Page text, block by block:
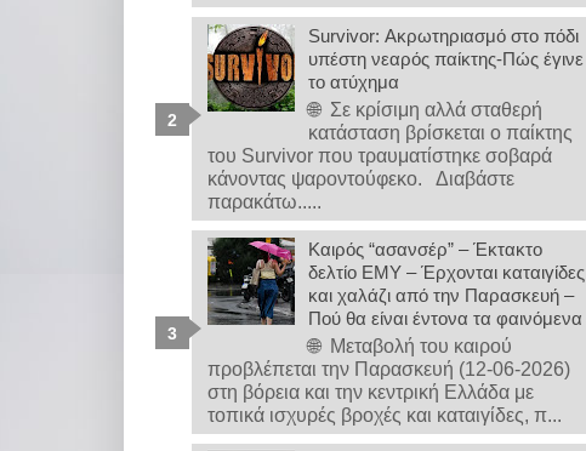
Survivor: Ακρωτηριασμό στο πόδι
υπέστη νεαρός παίκτης-Πώς έγινε
το ατύχημα
🌐 Σε κρίσιμη αλλά σταθερή
κατάσταση βρίσκεται ο παίκτης
του Survivor που τραυματίστηκε σοβαρά
κάνοντας ψαροντούφεκο. Διαβάστε
παρακάτω.....
Καιρός “ασανσέρ” – Έκτακτο
δελτίο ΕΜΥ – Έρχονται καταιγίδες
και χαλάζι από την Παρασκευή –
Πού θα είναι έντονα τα φαινόμενα
🌐 Μεταβολή του καιρού
προβλέπεται την Παρασκευή (12-06-2026)
στη βόρεια και την κεντρική Ελλάδα με
τοπικά ισχυρές βροχές και καταιγίδες, π...